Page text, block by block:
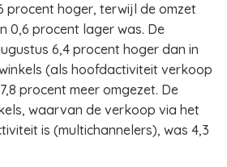
procent hoger, terwijl de omzet
0,6 procent lager was. De
6,4 procent hoger dan in
(als hoofdactiviteit verkoop
procent meer omgezet. De
waarvan de verkoop via het
is (multichannelers), was 4,3